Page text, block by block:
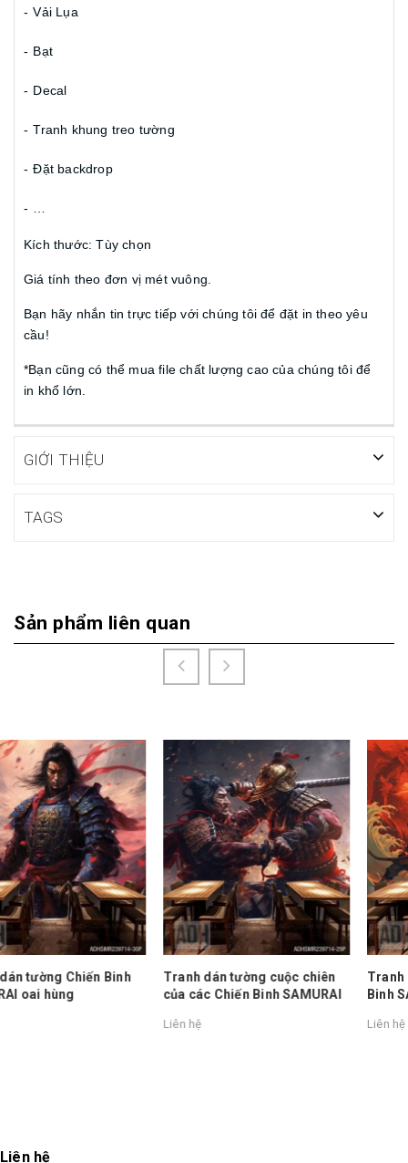
- Vải Lụa
- Bạt
- Decal
- Tranh khung treo tường
- Đặt backdrop
-
Kích thước: Tùy chọn
Giá tính theo đơn vị mét vuông.
Bạn hãy nhắn tin trực tiếp với chúng tôi để đặt in theo yêu
cầu!
*Bạn cũng có thể mua file chất lượng cao của chúng tôi để
in khổ lớn.
GIỚI THIỆU
TAGS
Sản phẩm liên quan
Tranh dán tường cuộc chiên
của các Chiến Binh SAMURAI
Tranh dán tường Những
Binh SAMURAI
Liên hệ